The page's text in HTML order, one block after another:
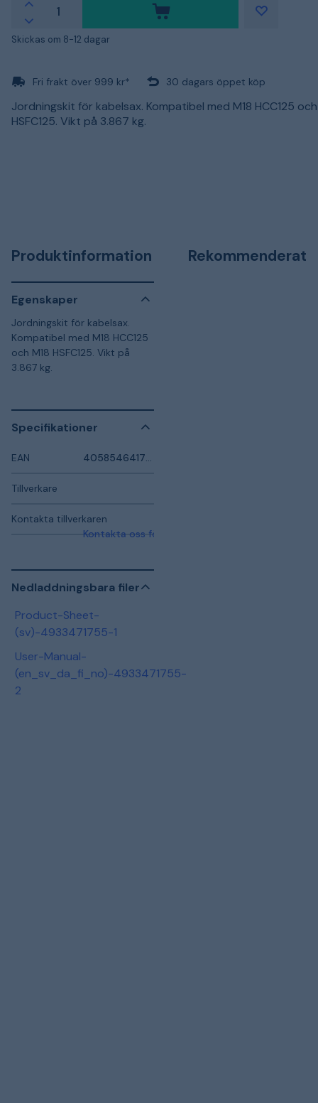
Skickas om 8-12 dagar
Fri frakt över 999 kr* 30 dagars öppet köp
Jordningskit för kabelsax. Kompatibel med M18 HCC125 och
HSFC125. Vikt på 3.867 kg.
Produktinformation
Egenskaper
Jordningskit för kabelsax.
Kompatibel med M18 HCC125
och M18 HSFC125. Vikt på
3.867 kg.
Specifikationer
EAN 4058546417925
Tillverkare
Kontakta tillverkaren
Kontakta oss för mer information
Nedladdningsbara filer
Product-Sheet-
(sv)-4933471755-1
User-Manual-
(en_sv_da_fi_no)-4933471755-
2
Rekommenderat